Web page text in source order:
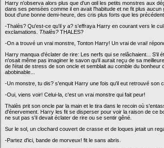
Harry n'observa alors plus que d'un œil les petits monstres aux
dans ses pensées comme il en avait l'habitude et ne fit plus
bout d'une bonne demi-heure, des cris plus forts que les
-Thalès? Qu'est-ce qu'il y a? s'effraya Harry en courant vers le
exclamations. Thalès? THALES?
-On a trouvé un vrai monstre, Tonton Harry! Un vrai de vrai!
Harry manqua d'éclater de rire: Les nerfs qui se relâchaient... S'il
n'osait même pas imaginer le savon qu'il aurait reçu de sa
de l'état de stress de son oncle et semblait au comble du bonheur
abobinable...
-Un monstre, tu dis? s'enquit Harry une fois qu'il eut retrouvé son
-Oui, viens voir! Celui-la, c'est un vrai monstre qui fait peur!
Thalès prit son oncle par la main et le tira dans le recoin où
d'énervement. Harry les fit se disperser pour voir la raison de ce
ne sut pas s'il devait éclater de rire ou se sentir gêné.
Sur le sol, un clochard couvert de crasse et de loques jetait un
-Partez d'ici, bande de morveux! fit le sans abris.